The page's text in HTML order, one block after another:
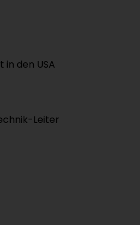
den USA
Leiter